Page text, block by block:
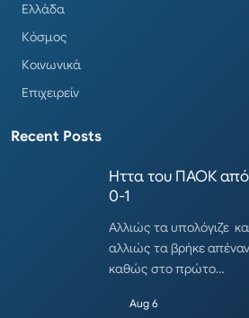
Ελλάδα
Κόσμος
Κοινωνικά
Επιχειρείν
Recent Posts
Ηττα του ΠΑΟΚ από
0-1
Αλλιώς τα υπολόγιζε
αλλιώς τα βρήκε
καθώς στο πρώτο…
Aug 6